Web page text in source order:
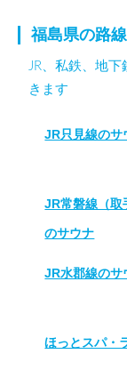
福島県の路
JR、私鉄、地
きます
JR只見線のサ
JR常磐線（取
のサウナ
JR水郡線のサ
ほっとスパ・